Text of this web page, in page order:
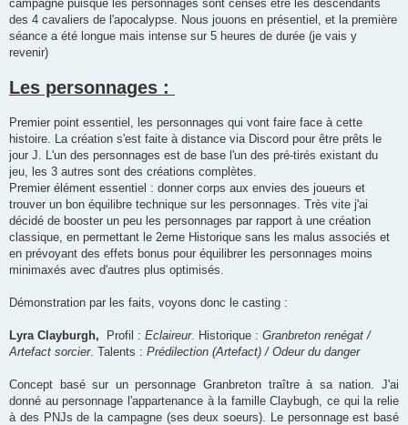
campagne puisque les personnages sont censés être les descendants
des 4 cavaliers de l'apocalypse. Nous jouons en présentiel, et la première
séance a été longue mais intense sur 5 heures de durée (je vais y
revenir)
Les personnages :
Premier point essentiel, les personnages qui vont faire face à cette
histoire. La création s'est faite à distance via Discord pour être prêts le
jour J. L'un des personnages est de base l'un des pré-tirés existant du
jeu, les 3 autres sont des créations complètes.
Premier élément essentiel : donner corps aux envies des joueurs et
trouver un bon équilibre technique sur les personnages. Très vite j'ai
décidé de booster un peu les personnages par rapport à une création
classique, en permettant le 2eme Historique sans les malus associés et
en prévoyant des effets bonus pour équilibrer les personnages moins
minimaxés avec d'autres plus optimisés.
Démonstration par les faits, voyons donc le casting :
Lyra Clayburgh, Profil : Eclaireur. Historique : Granbreton renégat /
Artefact sorcier. Talents : Prédilection (Artefact) / Odeur du danger
Concept basé sur un personnage Granbreton traître à sa nation. J'ai
donné au personnage l'appartenance à la famille Claybugh, ce qui la relie
à des PNJs de la campagne (ses deux soeurs). Le personnage est basé